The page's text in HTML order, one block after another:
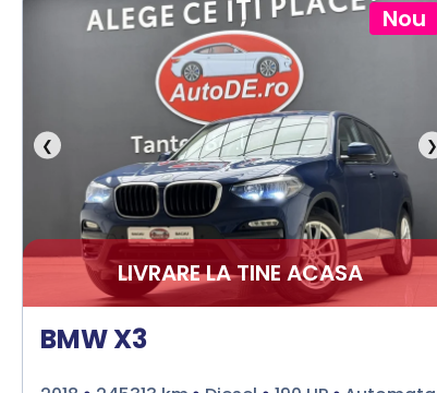
Nou
❮ ❯
LIVRARE LA TINE ACASA
BMW X3